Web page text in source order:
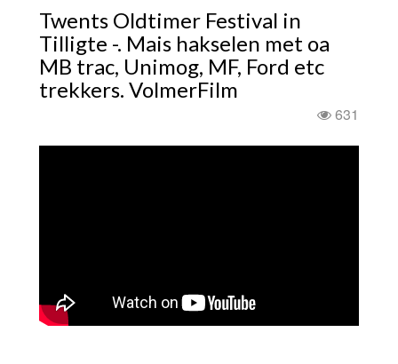
Twents Oldtimer Festival in
Tilligte -. Mais hakselen met oa
MB trac, Unimog, MF, Ford etc
trekkers. VolmerFilm
631